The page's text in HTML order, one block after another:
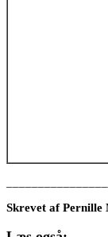
Skrevet af Pernille